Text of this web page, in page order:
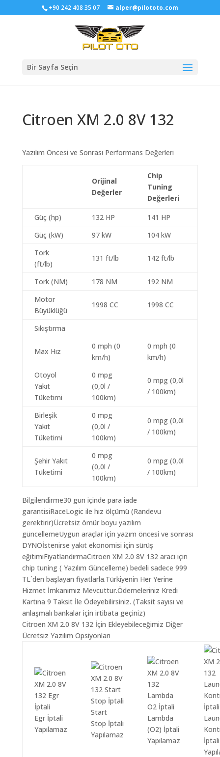
+90 242 408 35 07 alper@pilototo.com
Bir Sayfa Seçin
Citroen XM 2.0 8V 132
Yazılım Öncesi ve Sonrası Performans Değerleri
Orijinal
Değerler
Chip
Tuning
Değerleri
Güç (hp) 132 HP
141 HP
Güç (kW)
97 kW
104 kW
Tork
(ft/lb)
131 ft/lb 142 ft/lb
Tork (NM) 178 NM
192 NM
Motor
Büyüklüğü
1998 CC 1998 CC
Sıkıştırma
Max Hız
0 mph (0
km/h)
0 mph (0
km/h)
Otoyol
Yakıt
Tüketimi
0 mpg
(0,0l /
100km)
0 mpg (0,0l
/ 100km)
Birleşik
Yakıt
Tüketimi
0 mpg
(0,0l /
100km)
0 mpg (0,0l
/ 100km)
Şehir Yakıt
Tüketimi
0 mpg
(0,0l /
100km)
0 mpg (0,0l
/ 100km)
Bilgilendirme30 gun içinde para iade
garantisiRaceLogic ile hız ölçümü (Randevu
gerektirir)Ücretsiz ömür boyu yazılım
güncellemeUygun araçlar için yazım öncesi ve sonrası
DYNOİstenirse yakıt ekonomisi için sürüş
eğitimiFiyatlandırmaCitroen XM 2.0 8V 132 aracı için
chip tuning ( Yazılım Güncelleme) bedeli sadece 999
TL`den başlayan fiyatlarla.Türkiyenin Her Yerine
Hizmet İmkanımız Mevcuttur.Ödemeleriniz Kredi
Kartına 9 Taksit İle Ödeyebilirsiniz. (Taksit sayısı ve
anlaşmalı bankalar için irtibata geçiniz)
Citroen XM 2.0 8V 132 İçin Ekleyebileceğimiz Diğer
Ücretsiz Yazılım Opsiyonları
Egr İptali
Yapılamaz
Start
Stop İptali
Yapılamaz
Lambda
(O2) İptali
Yapılamaz
İptali